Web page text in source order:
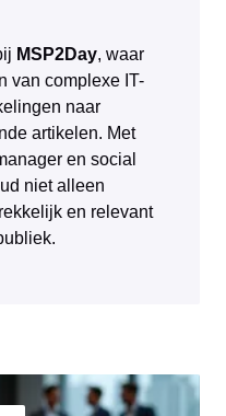
MSP2Day, waar
van complexe IT-
naar
artikelen. Met
en social
niet alleen
en relevant